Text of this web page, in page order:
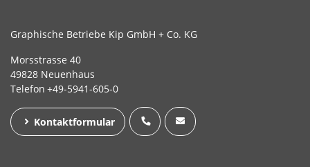
Graphische Betriebe Kip GmbH + Co. KG
Morsstrasse 40
49828 Neuenhaus
Telefon +49-5941-605-0
Kontaktformular